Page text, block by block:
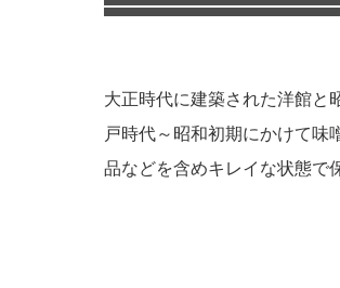
大正時代に建築された洋館と
戸時代～昭和初期にかけて
品などを含めキレイな状態で